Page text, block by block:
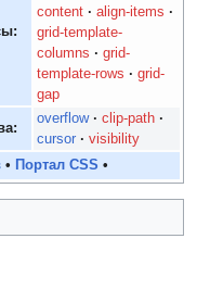
content
align-items
grid-template-
columns
grid-
template-rows
grid-
gap
overflow
clip-path
cursor
visibility
• Портал CSS •